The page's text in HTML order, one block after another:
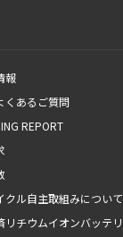
報
くあるご質問
REPORT
クル自主取組みについて
リチウムイオンバッテリ